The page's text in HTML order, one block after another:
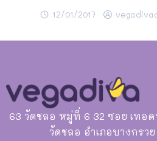
12/01/2017
63 วัดชลอ หมู่ที่ 6 32 ซอย เทอ
วัดชลอ อำเภอบางกรว